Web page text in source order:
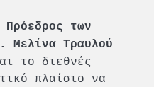
Πρόεδρος των
Μελίνα Τραυλού
το διεθνές
πλαίσιο να